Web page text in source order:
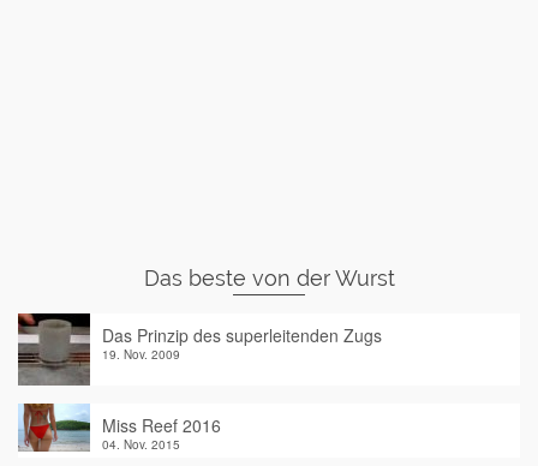
Das beste von der Wurst
Das Prinzip des superleitenden Zugs
19. Nov. 2009
Miss Reef 2016
04. Nov. 2015